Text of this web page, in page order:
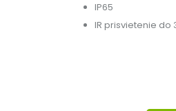
IP65
IR prisvietenie do